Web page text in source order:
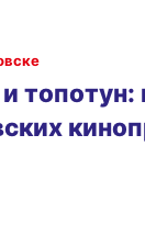
топотун: